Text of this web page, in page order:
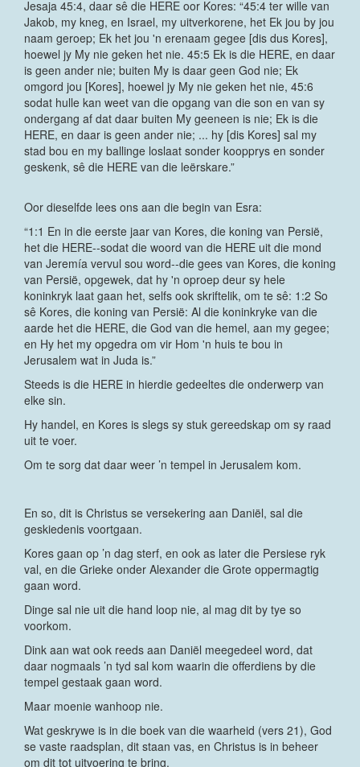
Jesaja 45:4, daar sê die HERE oor Kores: “45:4 ter wille van
Jakob, my kneg, en Israel, my uitverkorene, het Ek jou by jou
naam geroep; Ek het jou 'n erenaam gegee [dis dus Kores],
hoewel jy My nie geken het nie. 45:5 Ek is die HERE, en daar
is geen ander nie; buiten My is daar geen God nie; Ek
omgord jou [Kores], hoewel jy My nie geken het nie, 45:6
sodat hulle kan weet van die opgang van die son en van sy
ondergang af dat daar buiten My geeneen is nie; Ek is die
HERE, en daar is geen ander nie; ... hy [dis Kores] sal my
stad bou en my ballinge loslaat sonder koopprys en sonder
geskenk, sê die HERE van die leërskare.”
Oor dieselfde lees ons aan die begin van Esra:
“1:1 En in die eerste jaar van Kores, die koning van Persië,
het die HERE--sodat die woord van die HERE uit die mond
van Jeremía vervul sou word--die gees van Kores, die koning
van Persië, opgewek, dat hy 'n oproep deur sy hele
koninkryk laat gaan het, selfs ook skriftelik, om te sê: 1:2 So
sê Kores, die koning van Persië: Al die koninkryke van die
aarde het die HERE, die God van die hemel, aan my gegee;
en Hy het my opgedra om vir Hom 'n huis te bou in
Jerusalem wat in Juda is.”
Steeds is die HERE in hierdie gedeeltes die onderwerp van
elke sin.
Hy handel, en Kores is slegs sy stuk gereedskap om sy raad
uit te voer.
Om te sorg dat daar weer ’n tempel in Jerusalem kom.
En so, dit is Christus se versekering aan Daniël, sal die
geskiedenis voortgaan.
Kores gaan op ’n dag sterf, en ook as later die Persiese ryk
val, en die Grieke onder Alexander die Grote oppermagtig
gaan word.
Dinge sal nie uit die hand loop nie, al mag dit by tye so
voorkom.
Dink aan wat ook reeds aan Daniël meegedeel word, dat
daar nogmaals ’n tyd sal kom waarin die offerdiens by die
tempel gestaak gaan word.
Maar moenie wanhoop nie.
Wat geskrywe is in die boek van die waarheid (vers 21), God
se vaste raadsplan, dit staan vas, en Christus is in beheer
om dit tot uitvoering te bring.